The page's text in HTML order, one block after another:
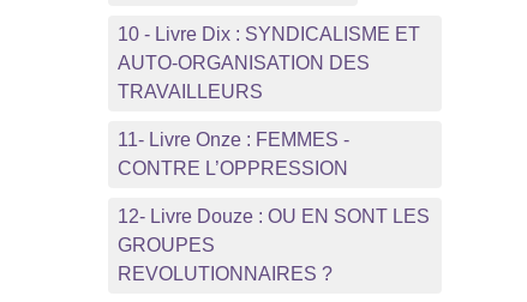
10 - Livre Dix : SYNDICALISME ET
AUTO-ORGANISATION DES
TRAVAILLEURS
11- Livre Onze : FEMMES -
CONTRE L’OPPRESSION
12- Livre Douze : OU EN SONT LES
GROUPES
REVOLUTIONNAIRES ?